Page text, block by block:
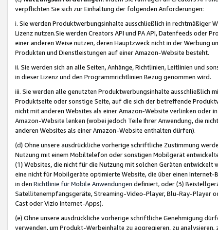
verpflichten Sie sich zur Einhaltung der folgenden Anforderungen:
i. Sie werden Produktwerbungsinhalte ausschließlich in rechtmäßiger
Lizenz nutzen.Sie werden Creators API und PA API, Datenfeeds oder
einer anderen Weise nutzen, deren Hauptzweck nicht in der Werbung
Produkten und Dienstleistungen auf einer Amazon-Website besteht.
ii. Sie werden sich an alle Seiten, Anhänge, Richtlinien, Leitlinien und
in dieser Lizenz und den Programmrichtlinien Bezug genommen wird.
iii. Sie werden alle genutzten Produktwerbungsinhalte ausschließlich
Produktseite oder sonstige Seite, auf die sich der betreffende
nicht mit anderen Websites als einer Amazon-Website verlinken oder
Amazon-Website lenken (wobei jedoch Teile Ihrer Anwendung, die
anderen Websites als einer Amazon-Website enthalten dürfen).
(d) Ohne unsere ausdrückliche vorherige schriftliche Zustimmung
Nutzung mit einem Mobiltelefon oder sonstigen Mobilgerät
(1) Websites, die nicht für die Nutzung mit solchen Geräten
eine nicht für Mobilgeräte optimierte Website, die über einen
in den Richtlinie für Mobile Anwendungen definiert, oder (3)
Satellitenempfangsgeräte, Streaming-Video-Player, Blu-Ray-Player
Cast oder Vizio Internet-Apps).
(e) Ohne unsere ausdrückliche vorherige schriftliche Genehmigung
verwenden, um Produkt-Werbeinhalte zu aggregieren, zu